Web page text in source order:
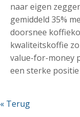
naar eigen
gemiddeld 35%
doorsnee
kwaliteitskoffie
value-for-money
een sterke
« Terug